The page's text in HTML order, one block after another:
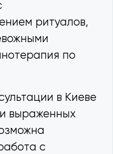
ритуалов,
по
в Киеве
выраженных
с